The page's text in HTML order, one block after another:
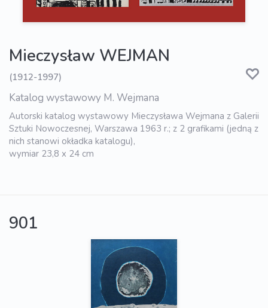
Mieczysław WEJMAN
(1912-1997)
Katalog wystawowy M. Wejmana
Autorski katalog wystawowy Mieczysława Wejmana z Galerii
Sztuki Nowoczesnej, Warszawa 1963 r.; z 2 grafikami (jedną z
nich stanowi okładka katalogu),
wymiar 23,8 x 24 cm
901